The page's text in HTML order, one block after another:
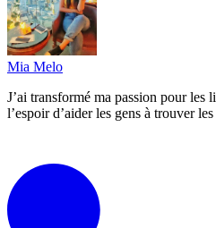
Mia Melo
J’ai transformé ma passion pour les
l’espoir d’aider les gens à trouver